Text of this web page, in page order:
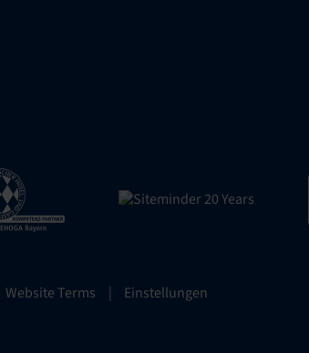
Website Terms | Einstellungen